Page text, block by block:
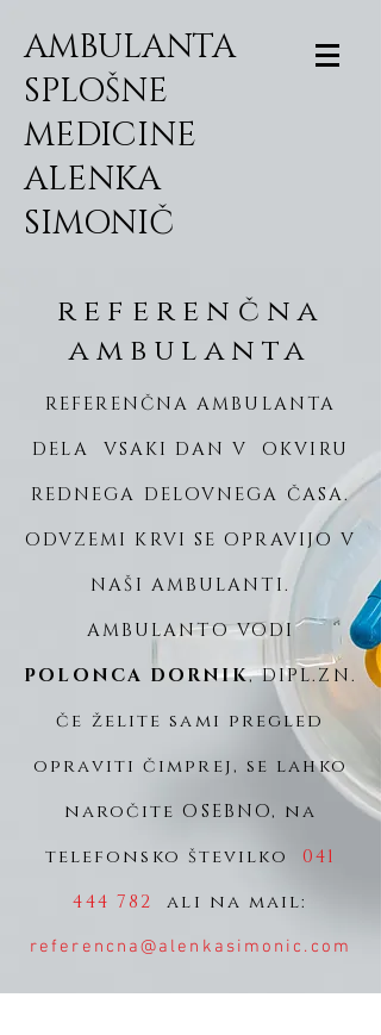
AMBULANTA
SPLOŠNE
MEDICINE
ALENKA
SIMONIČ
referenčna
ambulanta
REFERENČNA AMBULANTA
DELA VSAKI DAN V OKVIRU
REDNEGA DELOVNEGA ČASA.
ODVZEMI KRVI SE OPRAVIJO V
NAŠI AMBULANTI.
AMBULANTO VODI
POLONCA DORNIK, DIPL.ZN.
če želite sami pregled
opraviti čimprej, se lahko
naročite OSEBNO, na
telefonsko številko 041
444 782
ali na mail:
referencna@alenkasimonic.com